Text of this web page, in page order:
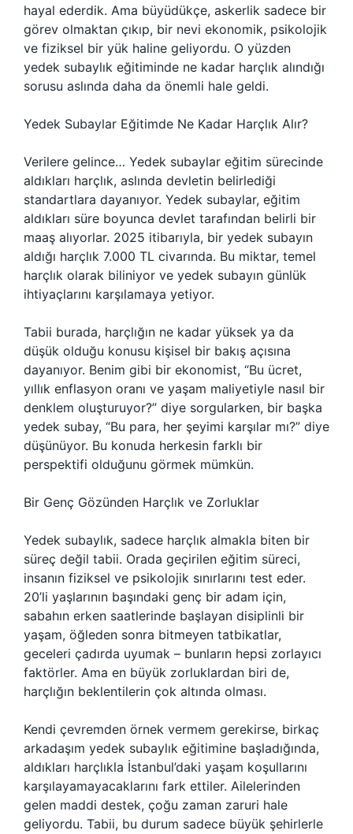
hayal ederdik. Ama büyüdükçe, askerlik sadece bir
görev olmaktan çıkıp, bir nevi ekonomik, psikolojik
ve fiziksel bir yük haline geliyordu. O yüzden
yedek subaylık eğitiminde ne kadar harçlık alındığı
sorusu aslında daha da önemli hale geldi.
Yedek Subaylar Eğitimde Ne Kadar Harçlık Alır?
Verilere gelince… Yedek subaylar eğitim sürecinde
aldıkları harçlık, aslında devletin belirlediği
standartlara dayanıyor. Yedek subaylar, eğitim
aldıkları süre boyunca devlet tarafından belirli bir
maaş alıyorlar. 2025 itibarıyla, bir yedek subayın
aldığı harçlık 7.000 TL civarında. Bu miktar, temel
harçlık olarak biliniyor ve yedek subayın günlük
ihtiyaçlarını karşılamaya yetiyor.
Tabii burada, harçlığın ne kadar yüksek ya da
düşük olduğu konusu kişisel bir bakış açısına
dayanıyor. Benim gibi bir ekonomist, “Bu ücret,
yıllık enflasyon oranı ve yaşam maliyetiyle nasıl bir
denklem oluşturuyor?” diye sorgularken, bir başka
yedek subay, “Bu para, her şeyimi karşılar mı?” diye
düşünüyor. Bu konuda herkesin farklı bir
perspektifi olduğunu görmek mümkün.
Bir Genç Gözünden Harçlık ve Zorluklar
Yedek subaylık, sadece harçlık almakla biten bir
süreç değil tabii. Orada geçirilen eğitim süreci,
insanın fiziksel ve psikolojik sınırlarını test eder.
20’li yaşlarının başındaki genç bir adam için,
sabahın erken saatlerinde başlayan disiplinli bir
yaşam, öğleden sonra bitmeyen tatbikatlar,
geceleri çadırda uyumak – bunların hepsi zorlayıcı
faktörler. Ama en büyük zorluklardan biri de,
harçlığın beklentilerin çok altında olması.
Kendi çevremden örnek vermem gerekirse, birkaç
arkadaşım yedek subaylık eğitimine başladığında,
aldıkları harçlıkla İstanbul’daki yaşam koşullarını
karşılayamayacaklarını fark ettiler. Ailelerinden
gelen maddi destek, çoğu zaman zaruri hale
geliyordu. Tabii, bu durum sadece büyük şehirlerle